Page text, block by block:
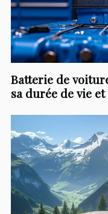
Batterie de
sa durée de vie